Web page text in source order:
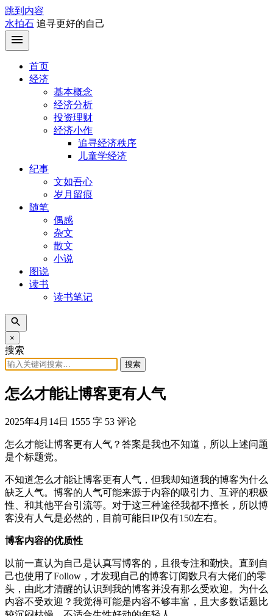
跳到内容
水拍石 追寻更好的自己
首页
经济
基本概念
经济分析
投资理财
经济小作
追寻经济秩序
儿童学经济
纪事
文如吾心
岁月留痕
随笔
偶感
杂文
散文
小说
图说
读书
读书笔记
×
搜索
搜索
怎么才能让博客更有人气
2025年4月14日 1555 字 53 评论
怎么才能让博客更有人气？答案是我也不知道，所以上述问题
是个标题党。
不知道怎么才能让博客更有人气，但我却知道我的博客为什么
缺乏人气。博客的人气可能来源于内容的吸引力、互评的积极
性、和其他平台引流等。对于这三种途径我都不擅长，所以博
客没有人气是必然的，目前可能日IP仅有150左右。
博客内容的优质性
以前一直认为自己是认真写博客的，且很专注和勤快。直到自
己也使用了Follow，才发现自己的博客订阅数只有大佬们的零
头，由此才清醒的认识到我的博客并没有那么受欢迎。为什么
内容不受欢迎？我觉得可能是内容不够丰富，且大多数话题比